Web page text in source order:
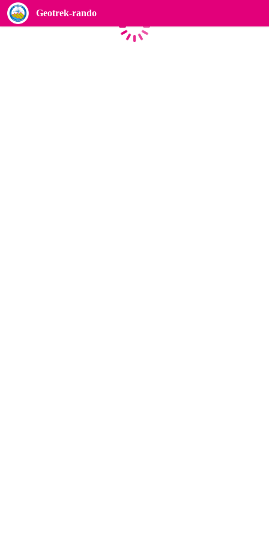
Geotrek-rando
Caricamento